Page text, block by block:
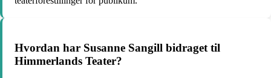
Hvordan har Susanne Sangill bidraget til
Himmerlands Teater?